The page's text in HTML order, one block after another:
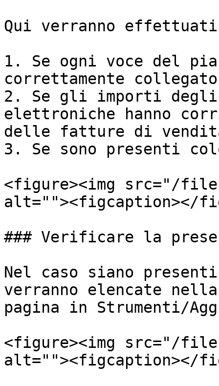
Qui verranno
1. Se ogni voce del
correttamente
2. Se gli importi degli
elettroniche hanno
delle fatture di
3. Se sono presenti
<figure><img src="/files/
alt=""><figcaption></
### Verificare la
Nel caso siano
verranno elencate
pagina in Strumenti/
<figure><img src="/files/
alt=""><figcaption></